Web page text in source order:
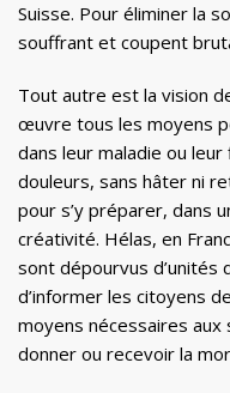
Suisse. Pour éliminer la
souffrant et coupent
Tout autre est la vision
œuvre tous les moyens
dans leur maladie ou
douleurs, sans hâter ni
pour s’y préparer, dans
créativité. Hélas, en
sont dépourvus d’unités
d’informer les citoyens
moyens nécessaires aux
donner ou recevoir la